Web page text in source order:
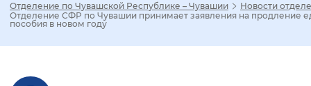
Отделение по Чувашской Республике – Чувашии
Новости
Отделение СФР по Чувашии принимает заявления на продление
пособия в новом году